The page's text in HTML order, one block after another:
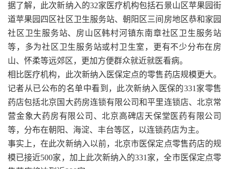
据了解，此次新纳入的32家医疗机构包括石景山区苹果园街
道苹果园四区社区卫生服务站、朝阳区三间房地区恭和家园
社区卫生服务站、房山区韩村河镇东南章社区卫生服务站
等，多为社区卫生服务站或村卫生室，更有不少分布在房
山、怀柔等远郊区，更加方便群众就近就医看病。
相比医疗机构，此次新纳入医保定点的零售药店规模更大。
记者从已公布的名单中看到，此次新纳入医保的331家零售
药店包括北京国大药房连锁有限公司和平里连锁店、北京常
营金象大药房有限公司、北京高碑店天保堂医药有限公司
等，分布在朝阳、海淀、丰台等区，以连锁药店为主。
事实上，在此次新纳入以前，北京市医保定点零售药店的规
模已接近500家，加上此次新纳入的331家，全市医保定点零